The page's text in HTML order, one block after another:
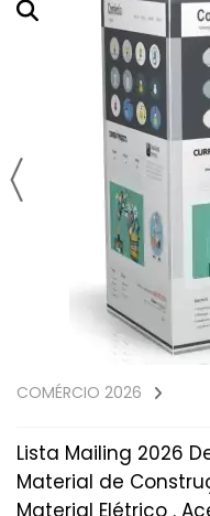
COMÉRCIO 2026
Lista Mailing 2026
Material de
Material Elétrico .